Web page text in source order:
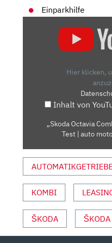
Einparkhilfe
UND
SPORT“
YOUTUBE
ANZEIGEN
Hier klicken,
Inhalt von
„Skoda Octavia
Test | auto
KOMBI
ŠKODA